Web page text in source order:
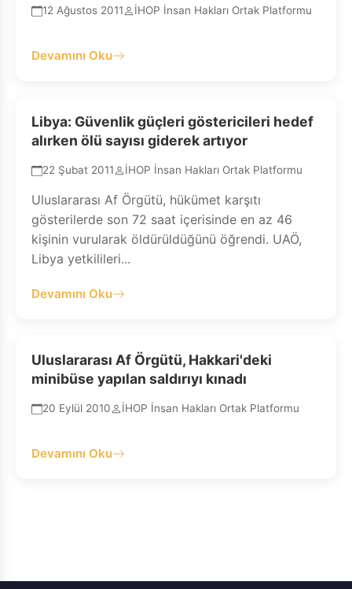
12 Ağustos 2011 İHOP İnsan Hakları Ortak Platformu
Devamını Oku
Libya: Güvenlik güçleri göstericileri hedef
alırken ölü sayısı giderek artıyor
22 Şubat 2011 İHOP İnsan Hakları Ortak Platformu
Uluslararası Af Örgütü, hükümet karşıtı
gösterilerde son 72 saat içerisinde en az 46
kişinin vurularak öldürüldüğünü öğrendi. UAÖ,
Libya yetkilileri...
Devamını Oku
Uluslararası Af Örgütü, Hakkari'deki
minibüse yapılan saldırıyı kınadı
20 Eylül 2010 İHOP İnsan Hakları Ortak Platformu
Devamını Oku